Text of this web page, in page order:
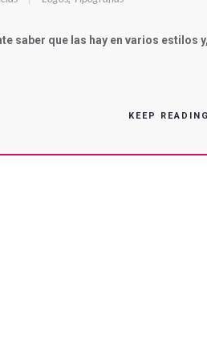
saber que las hay en varios estilos
KEEP